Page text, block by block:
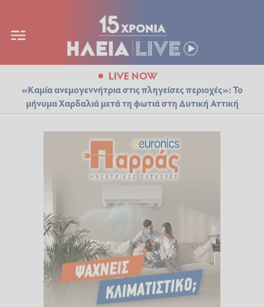
LIVE NOW
«Καμία ανεμογεννήτρια στις πληγείσες περιοχές»: Το
μήνυμα Χαρδαλιά μετά τη φωτιά στη Δυτική Αττική